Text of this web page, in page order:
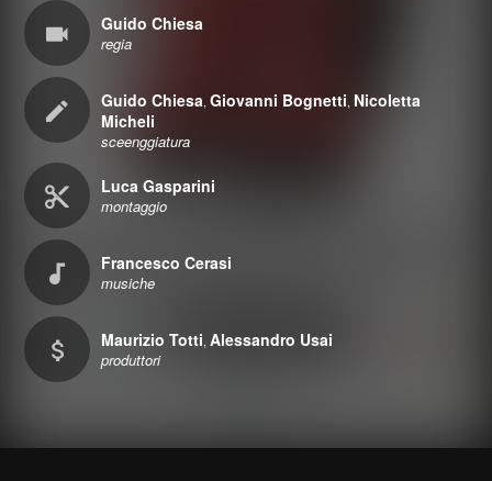
Guido Chiesa
regia
Guido Chiesa,Giovanni Bognetti, Nicoletta
Micheli
sceenggiatura
Luca Gasparini
montaggio
Francesco Cerasi
musiche
Maurizio Totti,Alessandro Usai
produttori